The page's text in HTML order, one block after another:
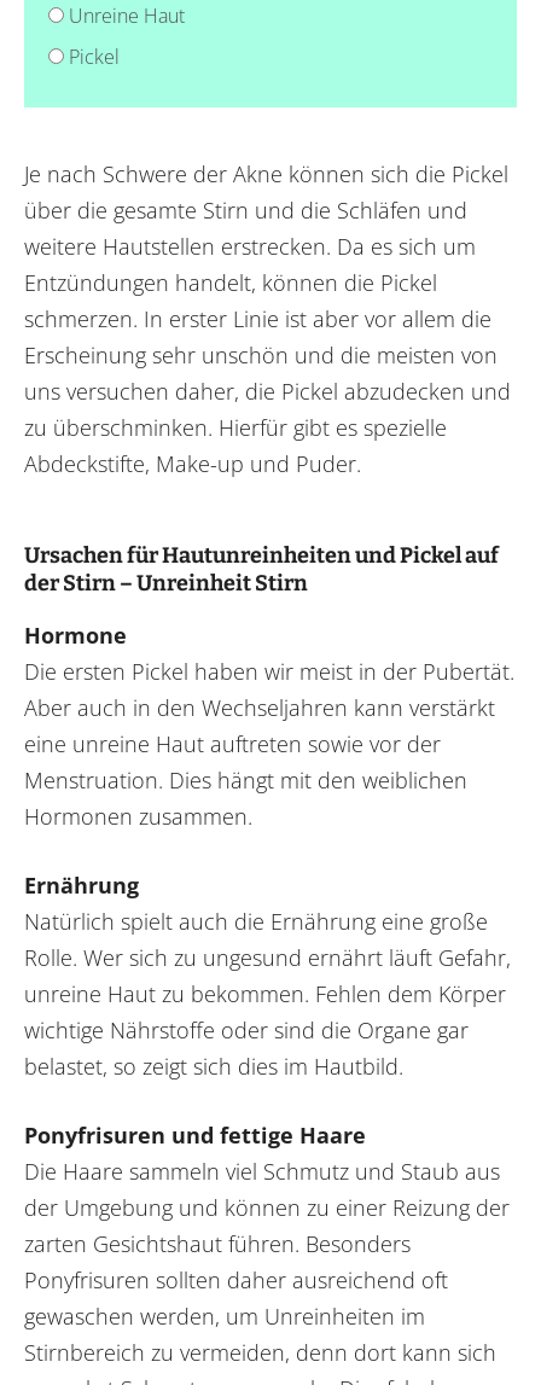
Unreine Haut
Pickel
Je nach Schwere der Akne können sich die Pickel
über die gesamte Stirn und die Schläfen und
weitere Hautstellen erstrecken. Da es sich um
Entzündungen handelt, können die Pickel
schmerzen. In erster Linie ist aber vor allem die
Erscheinung sehr unschön und die meisten von
uns versuchen daher, die Pickel abzudecken und
zu überschminken. Hierfür gibt es spezielle
Abdeckstifte, Make-up und Puder.
Ursachen für Hautunreinheiten und Pickel auf
der Stirn – Unreinheit Stirn
Hormone
Die ersten Pickel haben wir meist in der Pubertät.
Aber auch in den Wechseljahren kann verstärkt
eine unreine Haut auftreten sowie vor der
Menstruation. Dies hängt mit den weiblichen
Hormonen zusammen.
Ernährung
Natürlich spielt auch die Ernährung eine große
Rolle. Wer sich zu ungesund ernährt läuft Gefahr,
unreine Haut zu bekommen. Fehlen dem Körper
wichtige Nährstoffe oder sind die Organe gar
belastet, so zeigt sich dies im Hautbild.
Ponyfrisuren und fettige Haare
Die Haare sammeln viel Schmutz und Staub aus
der Umgebung und können zu einer Reizung der
zarten Gesichtshaut führen. Besonders
Ponyfrisuren sollten daher ausreichend oft
gewaschen werden, um Unreinheiten im
Stirnbereich zu vermeiden, denn dort kann sich